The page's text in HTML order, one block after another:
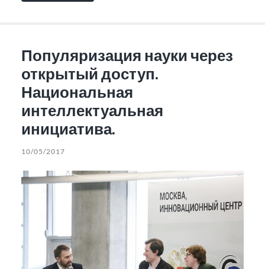
Популяризация науки через
открытый доступ.
Национальная
интеллектуальная
инициатива.
10/05/2017